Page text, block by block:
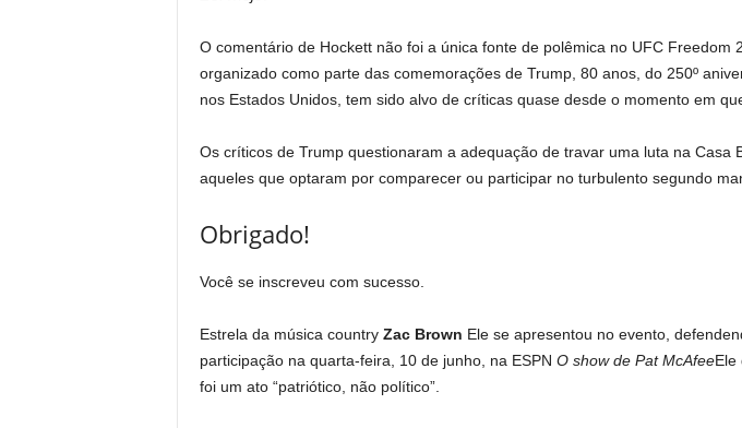
O comentário de Hockett não foi a única fonte de polêmica no UFC Freedom
organizado como parte das comemorações de Trump, 80 anos, do 250º
nos Estados Unidos, tem sido alvo de críticas quase desde o momento em
Os críticos de Trump questionaram a adequação de travar uma luta na Casa
aqueles que optaram por comparecer ou participar no turbulento segundo
Obrigado!
Você se inscreveu com sucesso.
Estrela da música country Zac Brown Ele se apresentou no evento,
participação na quarta-feira, 10 de junho, na ESPN O show de Pat McAfeeEle
foi um ato “patriótico, não político”.